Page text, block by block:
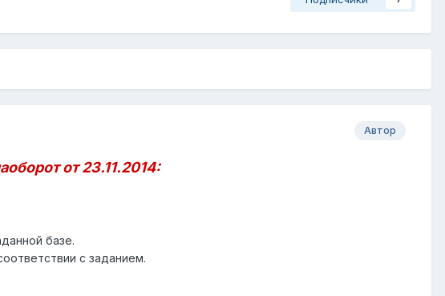
Автор
от 23.11.2014:
базе.
с заданием.